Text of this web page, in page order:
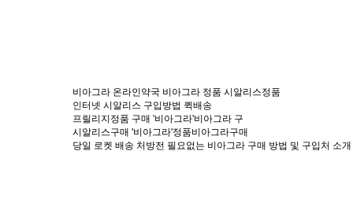
비아그라 온라인약국 비아그라 정품 시알리스정품
인터넷 시알리스 구입방법 퀵배송
프릴리지정품 구매 '비아그라'비아그라 구
시알리스구매 '비아그라'정품비아그라구매
당일 로켓 배송 처방전 필요없는 비아그라 구매 방법 및 구입처 소개